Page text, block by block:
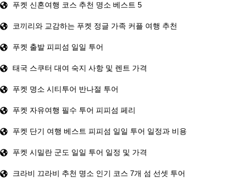
푸켓 신혼여행 코스 추천 명소 베스트 5
코끼리와 교감하는 푸켓 정글 가족 커플 여행 추천
푸켓 출발 피피섬 일일 투어
태국 스쿠터 대여 숙지 사항 및 렌트 가격
푸켓 명소 시티투어 반나절 투어
푸켓 자유여행 필수 투어 피피섬 페리
푸켓 단기 여행 베스트 피피섬 일일 투어 일정과 비용
푸켓 시밀란 군도 일일 투어 일정 및 가격
크라비 끄라비 추천 명소 인기 코스 7개 섬 선셋 투어